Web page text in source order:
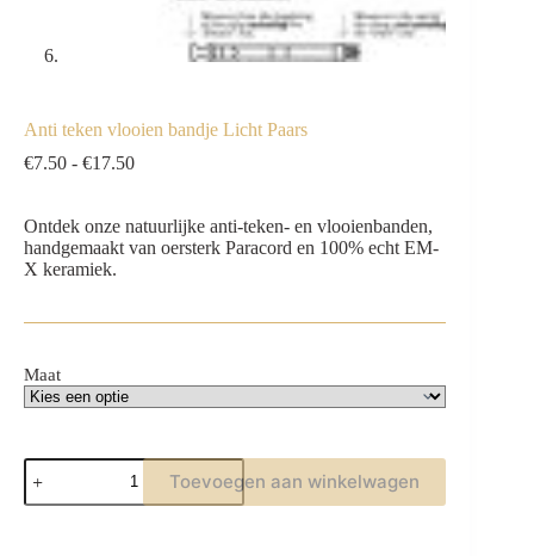
Anti teken vlooien bandje Licht Paars
€7.50 - €17.50Prijsklasse:
€17.50
Ontdek onze natuurlijke anti-teken- en vlooienbanden,
handgemaakt van oersterk Paracord en 100% echt EM-
X keramiek.
Maat
Anti
teken
vlooien
Toevoegen aan winkelwagen